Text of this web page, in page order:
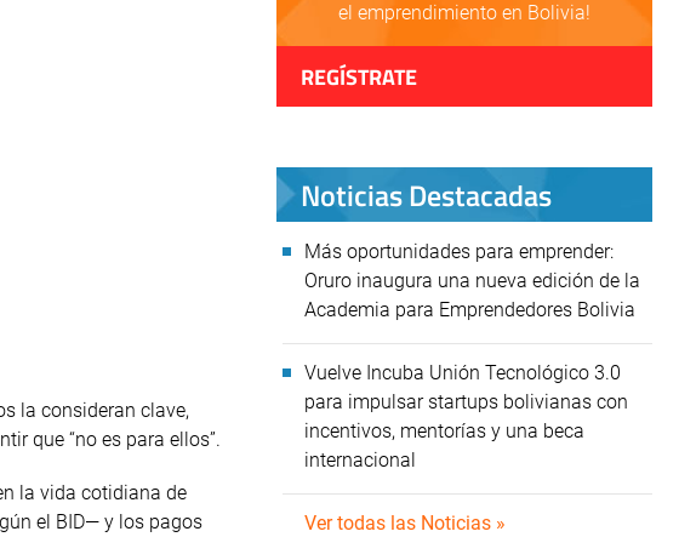
la consideran clave,
que “no es para ellos”.
la vida cotidiana de
el BID— y los pagos
el emprendimiento en Bolivia!
REGÍSTRATE
Noticias Destacadas
Más oportunidades para emprender:
Oruro inaugura una nueva edición de la
Academia para Emprendedores Bolivia
Vuelve Incuba Unión Tecnológico 3.0
para impulsar startups bolivianas con
incentivos, mentorías y una beca
internacional
Ver todas las Noticias »